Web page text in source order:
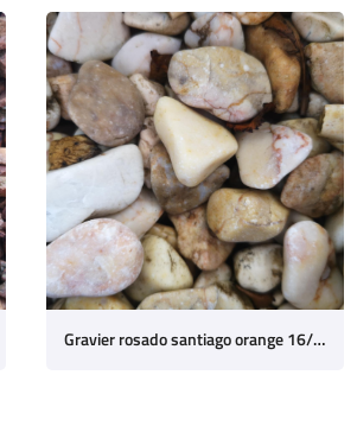
Gravier rosado santiago orange 16/22